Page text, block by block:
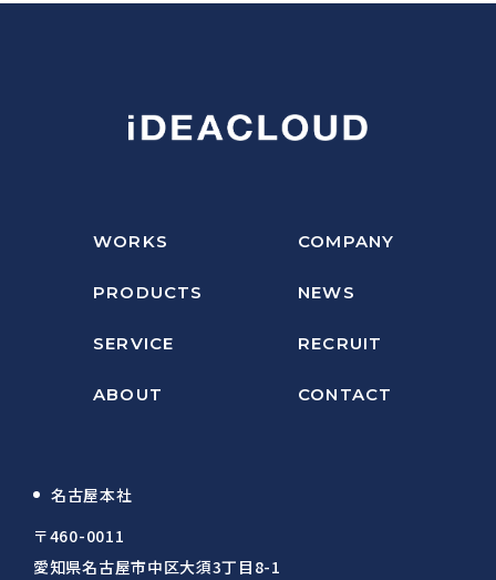
WORKS COMPANY
PRODUCTS NEWS
SERVICE RECRUIT
ABOUT CONTACT
名古屋本社
〒460-0011
愛知県名古屋市中区大須3丁目8-1